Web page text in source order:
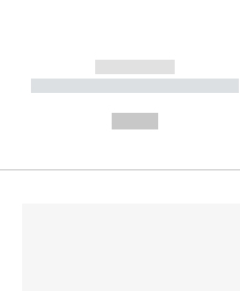
------------
----------- ----------- --------